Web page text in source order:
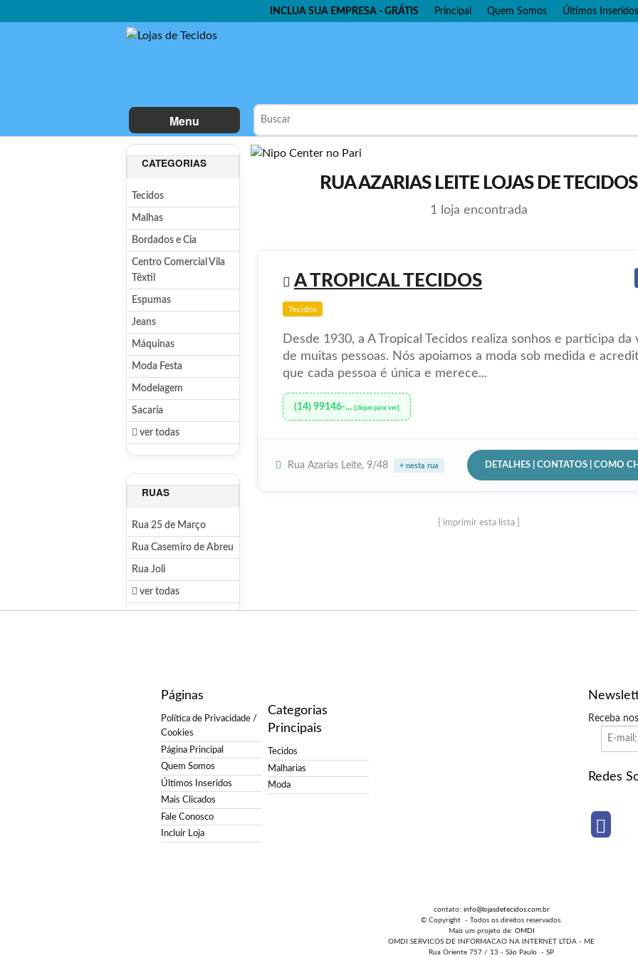
INCLUA SUA EMPRESA - GRÁTIS Principal Quem Somos Últimos Inseridos
Menu
CATEGORIAS
Tecidos
Malhas
Bordados e Cia
Centro Comercial Vila
Têxtil
Espumas
Jeans
Máquinas
Moda Festa
Modelagem
Sacaria
ver todas
RUAS
Rua 25 de Março
Rua Casemiro de Abreu
Rua Joli
ver todas
RUA AZARIAS LEITE LOJAS DE TECIDOS
1 loja encontrada
A TROPICAL TECIDOS
Tecidos
Desde 1930, a A Tropical Tecidos realiza sonhos e participa da
de muitas pessoas. Nós apoiamos a moda sob medida e
que cada pessoa é única e merece...
(14) 99146-... [clique para ver]
Rua Azarias Leite, 9/48 + nesta rua DETALHES | CONTATOS | COMO
[ imprimir esta lista ]
Páginas
Política de Privacidade /
Cookies
Página Principal
Quem Somos
Últimos Inseridos
Mais Clicados
Fale Conosco
Incluir Loja
Categorias
Principais
Tecidos
Malharias
Moda
Receba
Redes
contato: info@lojasdetecidos.com.br
© Copyright - Todos os direitos reservados.
Mais um projeto de: OMDI
OMDI SERVICOS DE INFORMACAO NA INTERNET LTDA - ME
Rua Oriente 757 / 13 - São Paulo - SP